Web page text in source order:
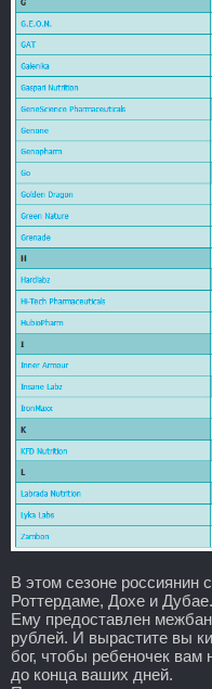
В этом сезоне россиянин
Роттердаме, Дохе и Дубае.
Ему предоставлен
рублей. И вырастите вы
бог, чтобы ребеночек
до конца ваших дней.